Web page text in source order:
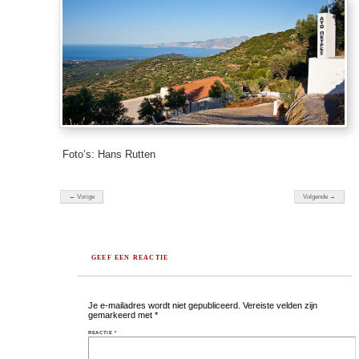
Foto’s: Hans Rutten
← Vorige Volgende →
GEEF EEN REACTIE
Je e-mailadres wordt niet gepubliceerd. Vereiste velden zijn
gemarkeerd met*
REACTIE*